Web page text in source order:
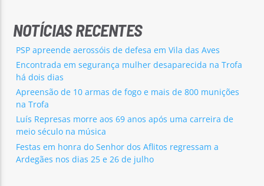
NOTÍCIAS RECENTES
PSP apreende aerossóis de defesa em Vila das Aves
Encontrada em segurança mulher desaparecida na Trofa
há dois dias
Apreensão de 10 armas de fogo e mais de 800 munições
na Trofa
Luís Represas morre aos 69 anos após uma carreira de
meio século na música
Festas em honra do Senhor dos Aflitos regressam a
Ardegães nos dias 25 e 26 de julho